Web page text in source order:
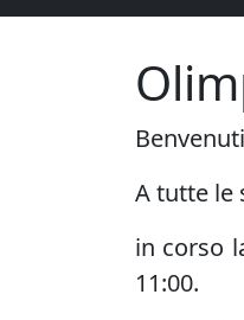
A tutte le
in corso
11:00.